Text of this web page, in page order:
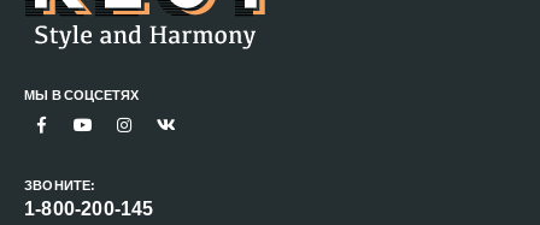
МЫ В СОЦСЕТЯХ
ЗВОНИТЕ:
1-800-200-145